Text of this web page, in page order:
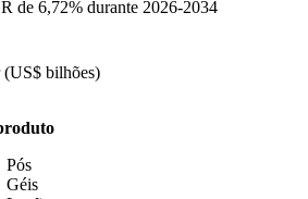
de 6,72% durante 2026-2034
(US$ bilhões)
Pós
Géis